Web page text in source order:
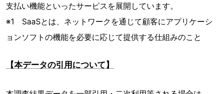
支払い機能といったサービスを展開しています。
※1 SaaSとは、ネットワークを通じて顧客にアプリケーシ
ョンソフトの機能を必要に応じて提供する仕組みのこと
【本データの引用について】